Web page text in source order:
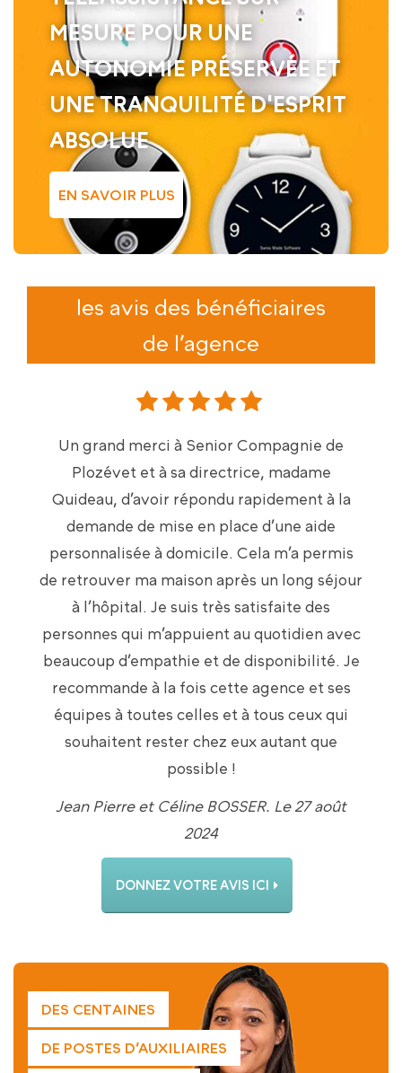
MESURE POUR UNE
AUTONOMIE PRÉSERVÉE ET
UNE TRANQUILITÉ D'ESPRIT
ABSOLUE
EN SAVOIR PLUS
les avis des bénéficiaires
de l’agence
Un grand merci à Senior Compagnie de
Plozévet et à sa directrice, madame
Quideau, d’avoir répondu rapidement à la
demande de mise en place d’une aide
personnalisée à domicile. Cela m’a permis
de retrouver ma maison après un long séjour
à l’hôpital. Je suis très satisfaite des
personnes qui m’appuient au quotidien avec
beaucoup d’empathie et de disponibilité. Je
recommande à la fois cette agence et ses
équipes à toutes celles et à tous ceux qui
souhaitent rester chez eux autant que
possible !
Jean Pierre et Céline BOSSER. Le 27 août
2024
DONNEZ VOTRE AVIS ICI
DES CENTAINES
DE POSTES D’AUXILIAIRES